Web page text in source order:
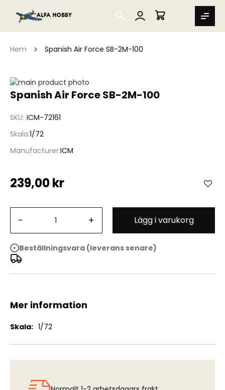
SEARCH
MIN VARUKORG
Hem Spanish Air Force SB-2M-100
Spanish Air Force SB-2M-100
SKU ICM-72161
Skala 1/72
ManufacturerICM
239,00 kr
- + Lägg i varukorg
Beställningsvara (leverans senare)
Hoppa
till
slutet
bildgalleriet
Spanish Air Force SB-2M-100
Hoppa
av
bildgalleriet
Mer information
Mer
1/72